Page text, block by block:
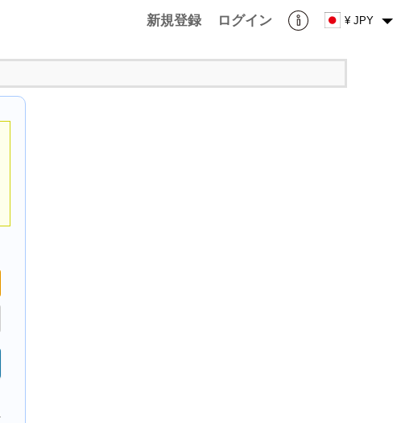
新規登録 ログイン ¥ JPY